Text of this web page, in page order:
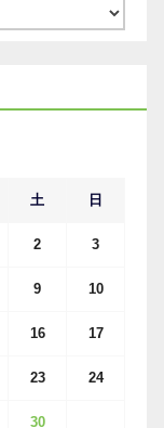
土 日
2 3
9 10
16 17
23 24
30